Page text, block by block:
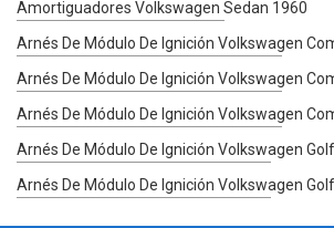
Amortiguadores Volkswagen Sedan 1960
Arnés De Módulo De Ignición Volkswagen
Arnés De Módulo De Ignición Volkswagen
Arnés De Módulo De Ignición Volkswagen
Arnés De Módulo De Ignición Volkswagen
Arnés De Módulo De Ignición Volkswagen